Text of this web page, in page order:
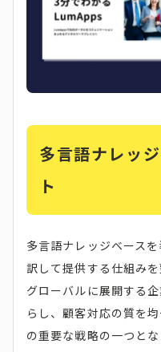
多言語ナレッ
ト
多言語ナレッジベース
訳して提供する仕組み
グローバルに展開する
らし、顧客対応の質を
の重要な戦略の一つとな